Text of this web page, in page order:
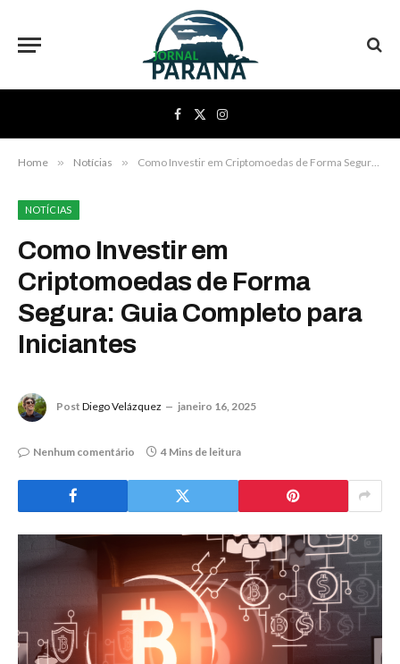
Facebook
X
(Twitter)
Instagram
Home » Notícias » Como Investir em Criptomoedas de Forma Segura: Guia Completo para Iniciantes
NOTÍCIAS
Como Investir em
Criptomoedas de Forma
Segura: Guia Completo para
Iniciantes
Post Diego Velázquez janeiro 16, 2025
Nenhum comentário 4 Mins de leitura